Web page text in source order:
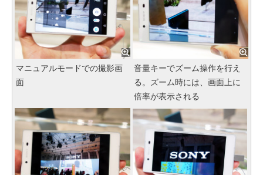
マニュアルモードでの撮影画
面
音量キーでズーム操作を行え
る。ズーム時には、画面上に
倍率が表示される